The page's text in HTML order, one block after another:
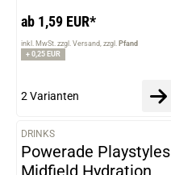
ab 1,59 EUR*
inkl. MwSt. zzgl. Versand zzgl. Pfand
+ 0,25 EUR
2 Varianten
VARIANTEN
DRINKS
Powerade Playstyles
Midfield Hydration